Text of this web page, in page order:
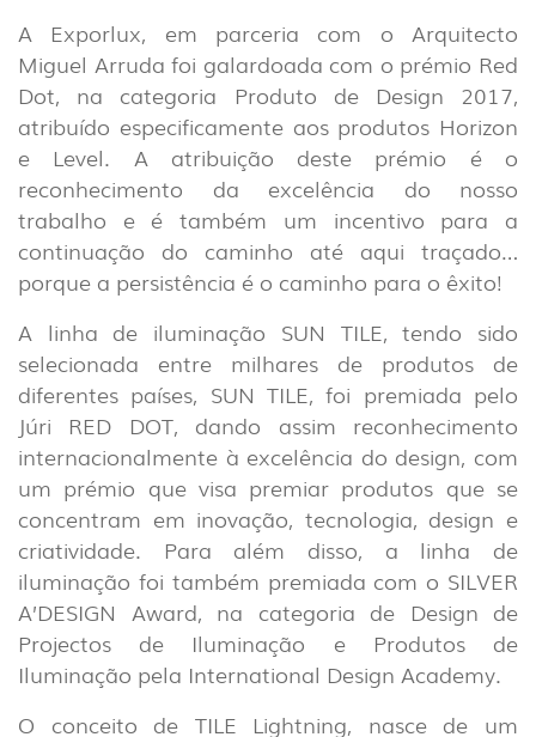
INTERIOR (86)
EXTERIOR (22)
INDUSTRIAL (7)
A Exporlux, em parceria com o Arquitecto
Miguel Arruda foi galardoada com o prémio Red
Dot, na categoria Produto de Design 2017,
atribuído especificamente aos produtos Horizon
e Level. A atribuição deste prémio é o
reconhecimento da excelência do nosso
trabalho e é também um incentivo para a
continuação do caminho até aqui traçado…
porque a persistência é o caminho para o êxito!
A linha de iluminação SUN TILE, tendo sido
selecionada entre milhares de produtos de
diferentes países, SUN TILE, foi premiada pelo
Júri RED DOT, dando assim reconhecimento
internacionalmente à excelência do design, com
um prémio que visa premiar produtos que se
concentram em inovação, tecnologia, design e
criatividade. Para além disso, a linha de
iluminação foi também premiada com o SILVER
A’DESIGN Award, na categoria de Design de
Projectos de Iluminação e Produtos de
Iluminação pela International Design Academy.
O conceito de TILE Lightning, nasce de um